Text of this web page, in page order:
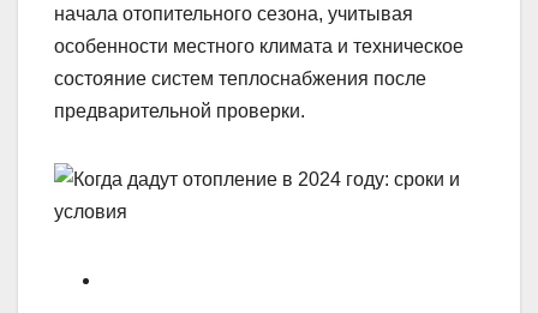
начала отопительного сезона, учитывая
особенности местного климата и техническое
состояние систем теплоснабжения после
предварительной проверки.